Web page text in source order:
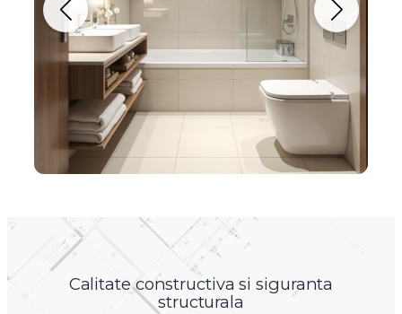
Calitate constructiva si siguranta
structurala